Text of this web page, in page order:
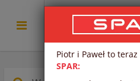
Piotr i Paweł to teraz
SPAR: